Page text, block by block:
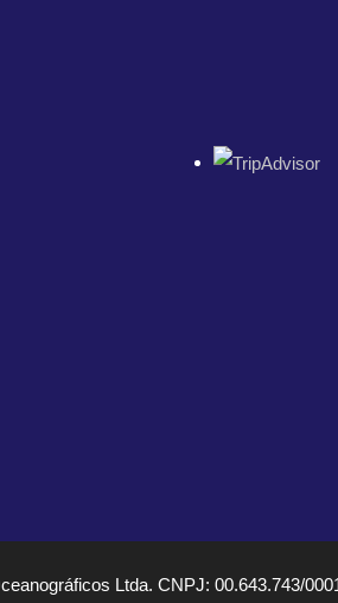
Ltda. CNPJ: 00.643.743/